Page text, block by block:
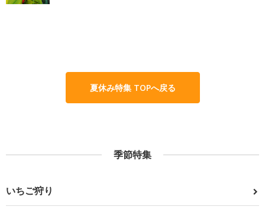
夏休み特集 TOPへ戻る
季節特集
いちご狩り